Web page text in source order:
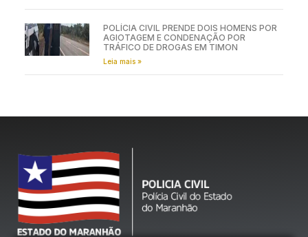
POLÍCIA CIVIL PRENDE DOIS HOMENS POR
AGIOTAGEM E CONDENAÇÃO POR
TRÁFICO DE DROGAS EM TIMON
Leia mais »